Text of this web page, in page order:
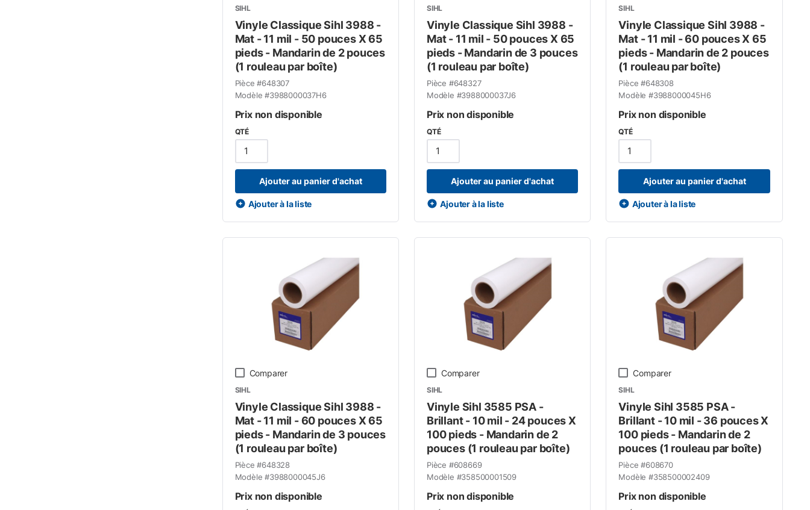
SIHL
Vinyle Classique Sihl 3988 -
Mat - 11 mil - 50 pouces X 65
pieds - Mandarin de 2 pouces
(1 rouleau par boîte)
Pièce #648307
Modèle #3988000037H6
Prix non disponible
QTÉ
Ajouter au panier d'achat
Ajouter à la liste
SIHL
Vinyle Classique Sihl 3988 -
Mat - 11 mil - 50 pouces X 65
pieds - Mandarin de 3 pouces
(1 rouleau par boîte)
Pièce #648327
Modèle #3988000037J6
Prix non disponible
QTÉ
Ajouter au panier d'achat
Ajouter à la liste
SIHL
Vinyle Classique Sihl 3988 -
Mat - 11 mil - 60 pouces X 65
pieds - Mandarin de 2 pouces
(1 rouleau par boîte)
Pièce #648308
Modèle #3988000045H6
Prix non disponible
QTÉ
Ajouter au panier d'achat
Ajouter à la liste
Comparer
SIHL
Vinyle Classique Sihl 3988 -
Mat - 11 mil - 60 pouces X 65
pieds - Mandarin de 3 pouces
(1 rouleau par boîte)
Pièce #648328
Modèle #3988000045J6
Prix non disponible
Comparer
SIHL
Vinyle Sihl 3585 PSA -
Brillant - 10 mil - 24 pouces X
100 pieds - Mandarin de 2
pouces (1 rouleau par boîte)
Pièce #608669
Modèle #358500001509
Prix non disponible
Comparer
SIHL
Vinyle Sihl 3585 PSA -
Brillant - 10 mil - 36 pouces X
100 pieds - Mandarin de 2
pouces (1 rouleau par boîte)
Pièce #608670
Modèle #358500002409
Prix non disponible